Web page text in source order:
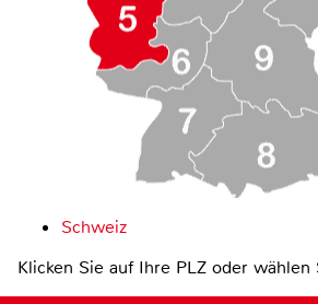
Schweiz
Klicken Sie auf Ihre PLZ oder wählen